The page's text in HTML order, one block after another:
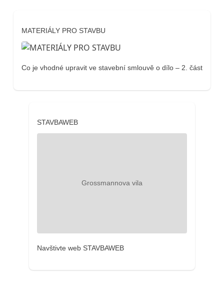
MATERIÁLY PRO STAVBU
Co je vhodné upravit ve stavební smlouvě o dílo – 2. část
STAVBAWEB
Navštivte web STAVBAWEB